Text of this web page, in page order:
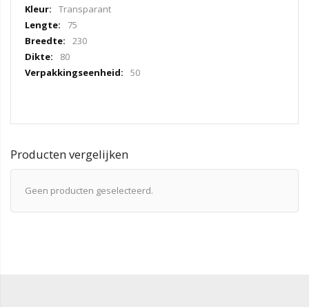
Transparant
75
230
80
50
Producten vergelijken
Geen producten geselecteerd.